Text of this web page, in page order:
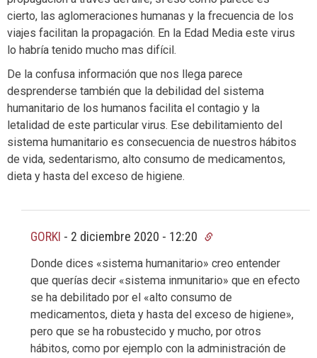
cierto, las aglomeraciones humanas y la frecuencia de los
viajes facilitan la propagación. En la Edad Media este virus
lo habría tenido mucho mas difícil.
De la confusa información que nos llega parece
desprenderse también que la debilidad del sistema
humanitario de los humanos facilita el contagio y la
letalidad de este particular virus. Ese debilitamiento del
sistema humanitario es consecuencia de nuestros hábitos
de vida, sedentarismo, alto consumo de medicamentos,
dieta y hasta del exceso de higiene.
GORKI - 2 diciembre 2020 - 12:20
Donde dices «sistema humanitario» creo entender
que querías decir «sistema inmunitario» que en efecto
se ha debilitado por el «alto consumo de
medicamentos, dieta y hasta del exceso de higiene»,
pero que se ha robustecido y mucho, por otros
hábitos, como por ejemplo con la administración de